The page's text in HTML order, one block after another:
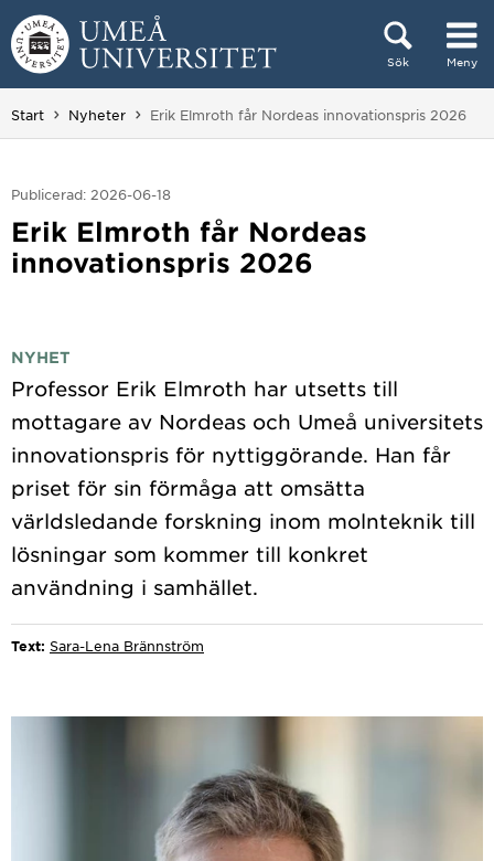
Hoppa direkt till innehållet
Sök Meny
Huvudmenyn dold.
Start Nyheter Du är här:
Erik Elmroth får Nordeas innovationspris 2026
Publicerad: 2026-06-18
Erik Elmroth får Nordeas
innovationspris 2026
NYHET
Professor Erik Elmroth har utsetts till
mottagare av Nordeas och Umeå universitets
innovationspris för nyttiggörande. Han får
priset för sin förmåga att omsätta
världsledande forskning inom molnteknik till
lösningar som kommer till konkret
Text: Sara-Lena Brännström